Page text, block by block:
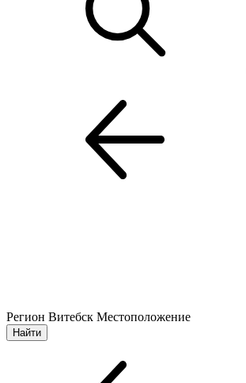
Регион Витебск Местоположение